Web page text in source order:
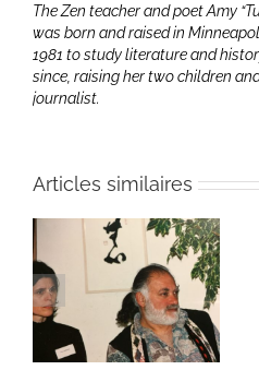
The Zen teacher and poet Amy
was born and raised in
1981 to study literature and
since, raising her two children
journalist.
Articles similaires
Une toile fraîche